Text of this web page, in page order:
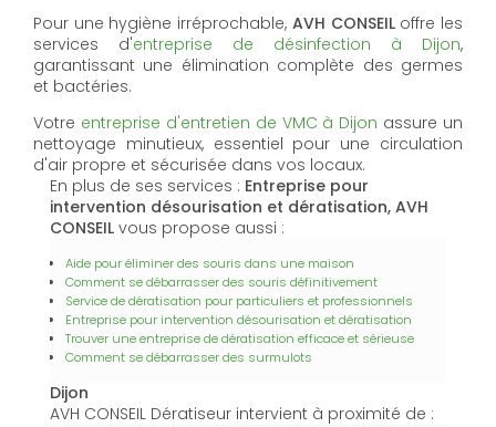
Pour une hygiène irréprochable, AVH CONSEILoffre les
services d'entreprise de désinfection à Dijon,
garantissant une élimination complète des germes
et bactéries.
Votre entreprise d'entretien de VMC à Dijon assure un
nettoyage minutieux, essentiel pour une circulation
d'air propre et sécurisée dans vos locaux.
En plus de ses services : Entreprise pour
intervention désourisation et dératisation, AVH
CONSEIL vous propose aussi :
Aide pour éliminer des souris dans une maison
Comment se débarrasser des souris définitivement
Service de dératisation pour particuliers et professionnels
Entreprise pour intervention désourisation et dératisation
Trouver une entreprise de dératisation efficace et sérieuse
Comment se débarrasser des surmulots
Dijon
AVH CONSEIL Dératiseur intervient à proximité de :